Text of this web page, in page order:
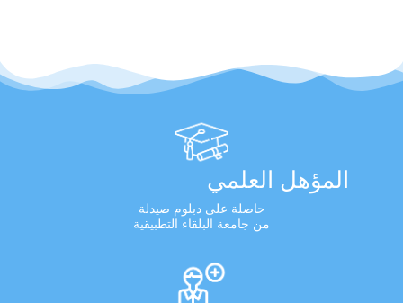
المؤهل العلمي
حاصلة على دبلوم صيدلة
من جامعة البلقاء التطبيقية